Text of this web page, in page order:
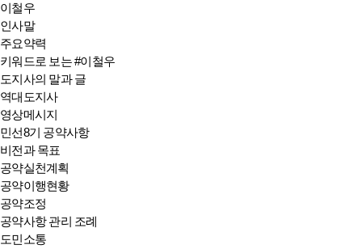
이철우
인사말
주요약력
키워드로 보는 #이철우
도지사의 말과 글
역대도지사
영상메시지
민선8기 공약사항
비전과 목표
공약실천계획
공약이행현황
공약조정
공약사항 관리 조례
도민소통